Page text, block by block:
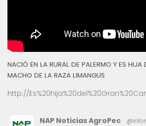
NACIÓ EN LA RURAL DE PALERMO Y ES HIJA
MACHO DE LA RAZA LIMANGUS
http://
NAP Noticias AgroPec